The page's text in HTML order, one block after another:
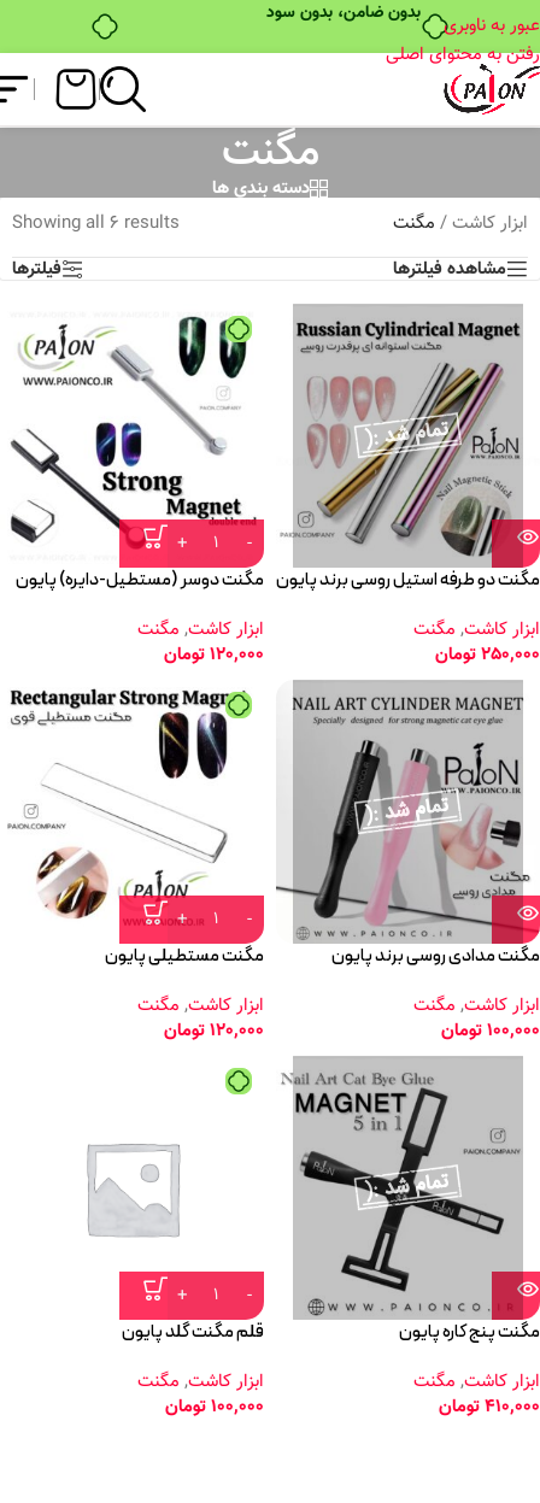
بدون ضامن، بدون سود
عبور به ناوبری
رفتن به محتوای اصلی
مگنت
دسته بندی ها
ابزار کاشت/ مگنت
Showing all 6 results
مشاهده فیلترها
فیلترها
مگنت دو طرفه استیل روسی برند پایون
ابزار کاشت, مگنت
250,000تومان
مگنت دوسر (مستطیل-دایره) پایون
ابزار کاشت, مگنت
120,000تومان
مگنت مدادی روسی برند پایون
ابزار کاشت, مگنت
100,000تومان
مگنت مستطیلی پایون
ابزار کاشت, مگنت
120,000تومان
مگنت پنج کاره پایون
ابزار کاشت, مگنت
410,000تومان
قلم مگنت گلد پایون
ابزار کاشت, مگنت
100,000تومان